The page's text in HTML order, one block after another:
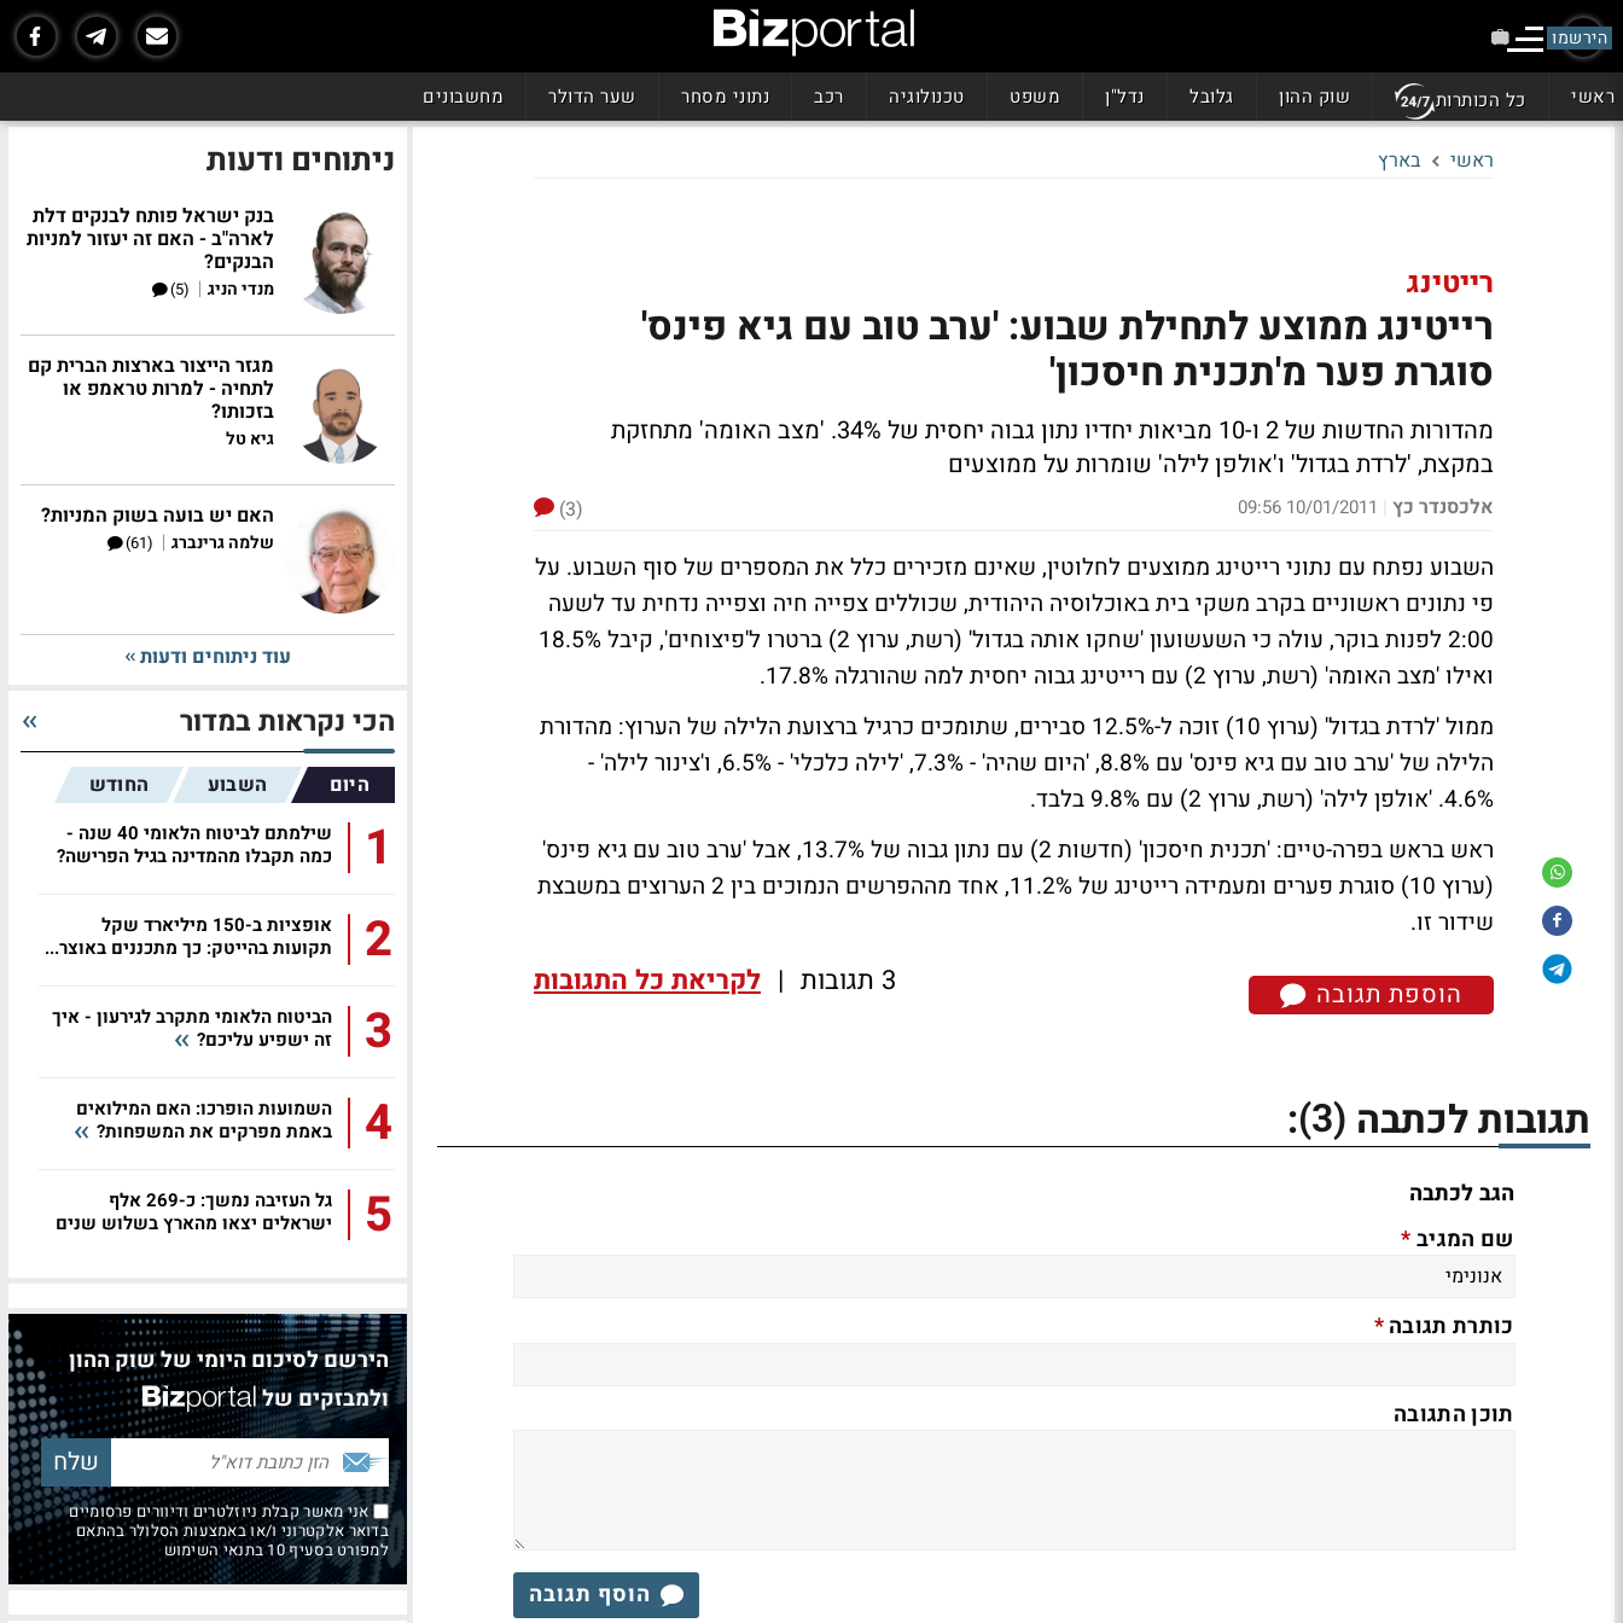
הירשמו
ראשי כל הכותרות שוק ההון גלובל נדל"ן משפט טכנולוגיה רכב נתוני מסחר שער הדולר מחשבונים
ראשי בארץ
רייטינג
רייטינג ממוצע לתחילת שבוע: 'ערב טוב עם גיא פינס'
סוגרת פער מ'תכנית חיסכון'
מהדורות החדשות של 2 ו-10 מביאות יחדיו נתון גבוה יחסית של 34%. 'מצב האומה' מתחזקת
במקצת, 'לרדת בגדול' ו'אולפן לילה' שומרות על ממוצעים
אלכסנדר כץ |
10/01/2011 09:56
(3)
השבוע נפתח עם נתוני רייטינג ממוצעים לחלוטין, שאינם מזכירים כלל את המספרים של סוף השבוע. על
פי נתונים ראשוניים בקרב משקי בית באוכלוסיה היהודית, שכוללים צפייה חיה וצפייה נדחית עד לשעה
2:00 לפנות בוקר, עולה כי השעשועון 'שחקו אותה בגדול' (רשת, ערוץ 2) ברטרו ל'פיצוחים', קיבל 18.5%
ואילו 'מצב האומה' (רשת, ערוץ 2) עם רייטינג גבוה יחסית למה שהורגלה 17.8%.
ממול 'לרדת בגדול' (ערוץ 10) זוכה ל-12.5% סבירים, שתומכים כרגיל ברצועת הלילה של הערוץ: מהדורת
הלילה של 'ערב טוב עם גיא פינס' עם 8.8%, 'היום שהיה' - 7.3%, 'לילה כלכלי' - 6.5%, ו'צינור לילה' -
4.6%. 'אולפן לילה' (רשת, ערוץ 2) עם 9.8% בלבד.
ראש בראש בפרה-טיים: 'תכנית חיסכון' (חדשות 2) עם נתון גבוה של 13.7%, אבל 'ערב טוב עם גיא פינס'
(ערוץ 10) סוגרת פערים ומעמידה רייטינג של 11.2%, אחד מההפרשים הנמוכים בין 2 הערוצים במשבצת
שידור זו.
הוספת תגובה 3 תגובות | לקריאת כל התגובות
תגובות לכתבה (3)
:
הגב לכתבה
שם המגיב*
כותרת תגובה*
תוכן התגובה
הוסף תגובה
ניתוחים ודעות
בנק ישראל פותח לבנקים דלת
לארה"ב - האם זה יעזור למניות
הבנקים?
מנדי הניג |
(5)
מגזר הייצור בארצות הברית קם
לתחיה - למרות טראמפ או
בזכותו?
גיא טל
האם יש בועה בשוק המניות?
שלמה גרינברג |
(61)
עוד ניתוחים ודעות
הכי נקראות במדור
היום השבוע החודש
1
שילמתם לביטוח הלאומי 40 שנה -
כמה תקבלו מהמדינה בגיל הפרישה?
2
אופציות ב-150 מיליארד שקל
תקועות בהייטק: כך מתכננים באוצר...
3
הביטוח הלאומי מתקרב לגירעון - איך
זה ישפיע עליכם?
4
השמועות הופרכו: האם המילואים
באמת מפרקים את המשפחות?
5
גל העזיבה נמשך: כ-269 אלף
ישראלים יצאו מהארץ בשלוש שנים
הירשם לסיכום היומי של שוק ההון
ולמבזקים של
אני מאשר קבלת ניוזלטרים ודיוורים פרסומיים
בדואר אלקטרוני ו/או באמצעות הסלולר בהתאם
למפורט בסעיף 10 בתנאי השימוש